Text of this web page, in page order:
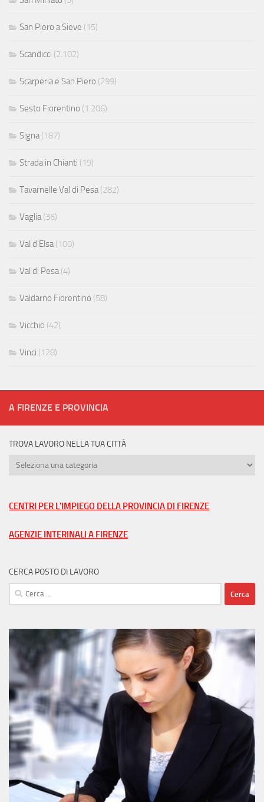
San Piero a Sieve (15)
Scandicci (2.102)
Scarperia e San Piero (299)
Sesto Fiorentino (1.206)
Signa(187)
Strada in Chianti (19)
Tavarnelle Val di Pesa(282)
Vaglia(36)
Val d'Elsa(100)
Val di Pesa(4)
Valdarno Fiorentino (58)
Vicchio (42)
Vinci (128)
A FIRENZE E PROVINCIA
TROVA LAVORO NELLA TUA CITTÀ
Trova
tua
CENTRI PER L'IMPIEGO DELLA PROVINCIA DI FIRENZE
AGENZIE INTERINALI A FIRENZE
CERCA POSTO DI LAVORO
Ricerca
per: